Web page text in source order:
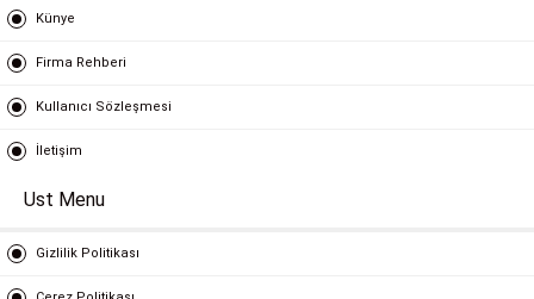
Künye
Firma Rehberi
Kullanıcı Sözleşmesi
İletişim
Ust Menu
Gizlilik Politikası